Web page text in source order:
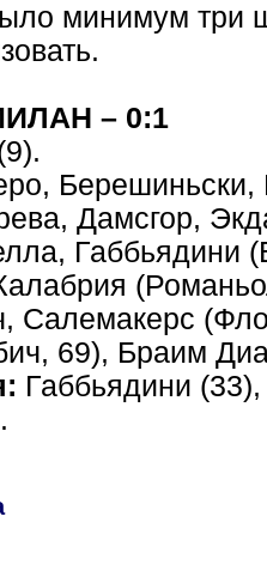
минимум три
– 0:1
Дамсгор,
Габбьядини
Салемакерс
69), Браим
Габбьядини